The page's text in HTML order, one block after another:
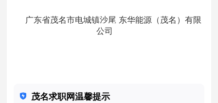
广东省茂名市电城镇沙尾 东华能源（茂名）有限
公司
茂名求职网温馨提示